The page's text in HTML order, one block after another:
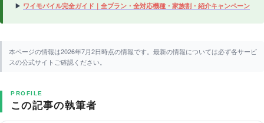
▶ ワイモバイル完全ガイド｜全プラン・全対応機種・家族割・紹介キャンペーン
本ページの情報は2026年7月2日時点の情報です。最新の情報については必ず各サービ
スの公式サイトご確認ください。
PROFILE
この記事の執筆者